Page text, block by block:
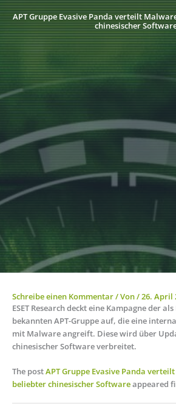
APT Gruppe Evasive Panda verteilt
chinesischer
Schreibe einen Kommentar/ Von/26. April
ESET Research deckt eine Kampagne der
bekannten APT-Gruppe auf, die eine
mit Malware angreift. Diese wird über
chinesischer Software verbreitet.
The postAPT Gruppe Evasive Panda
beliebter chinesischer Softwareappeared